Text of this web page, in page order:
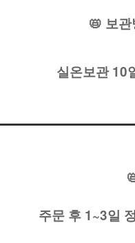
📛 보
실온보관 10
주문 후 1~3일